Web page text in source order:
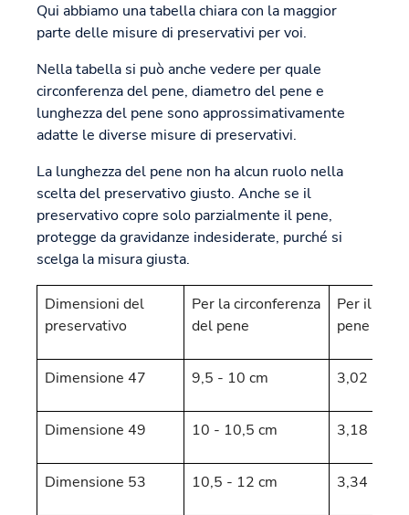
Qui abbiamo una tabella chiara con la maggior
parte delle misure di preservativi per voi.
Nella tabella si può anche vedere per quale
circonferenza del pene, diametro del pene e
lunghezza del pene sono approssimativamente
adatte le diverse misure di preservativi.
La lunghezza del pene non ha alcun ruolo nella
scelta del preservativo giusto. Anche se il
preservativo copre solo parzialmente il pene,
protegge da gravidanze indesiderate, purché si
scelga la misura giusta.
Dimensioni del
preservativo
Per la circonferenza
del pene
Per il
pene
Dimensione 47 9,5 - 10 cm 3,02 -
Dimensione 49 10 - 10,5 cm 3,18 -
Dimensione 53 10,5 - 12 cm 3,34 -